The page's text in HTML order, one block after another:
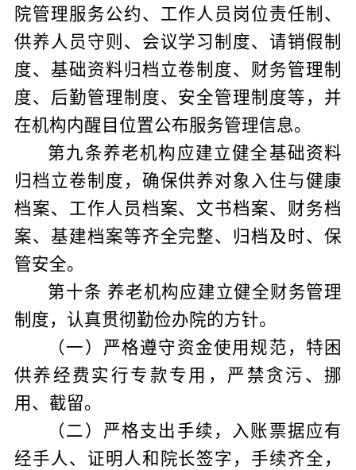
院管理服务公约、工作人员岗位责任制、
供养人员守则、会议学习制度、请销假制
度、基础资料归档立卷制度、财务管理制
度、后勤管理制度、安全管理制度等，并
在机构内醒目位置公布服务管理信息。
第九条养老机构应建立健全基础资料
归档立卷制度，确保供养对象入住与健康
档案、工作人员档案、文书档案、财务档
案、基建档案等齐全完整、归档及时、保
管安全。
第十条 养老机构应建立健全财务管理
制度，认真贯彻勤俭办院的方针。
（一）严格遵守资金使用规范，特困
供养经费实行专款专用，严禁贪污、挪
用、截留。
（二）严格支出手续，入账票据应有
经手人、证明人和院长签字，手续齐全，